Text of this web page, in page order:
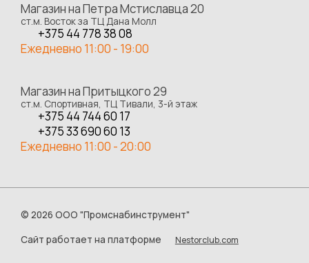
Магазин на Петра Мстиславца 20
ст.м. Восток за ТЦ Дана Молл
+375 44 778 38 08
Ежедневно 11:00 - 19:00
Магазин на Притыцкого 29
ст.м. Спортивная, ТЦ Тивали, 3-й этаж
+375 44 744 60 17
+375 33 690 60 13
Ежедневно 11:00 - 20:00
© 2026 ООО "Промснабинструмент"
Сайт работает на платформе
Nestorclub.com